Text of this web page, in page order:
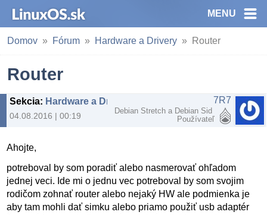
MENU
Domov Fórum Hardware a Drivery Router
Router
Sekcia: Hardware a Drivery
04.08.2016 | 00:19
7R7
Debian Stretch a Debian Sid
Používateľ
Ahojte,
potreboval by som poradiť alebo nasmerovať ohľadom
jednej veci. Ide mi o jednu vec potreboval by som svojim
rodičom zohnať router alebo nejaký HW ale podmienka je
aby tam mohli dať simku alebo priamo použiť usb adaptér